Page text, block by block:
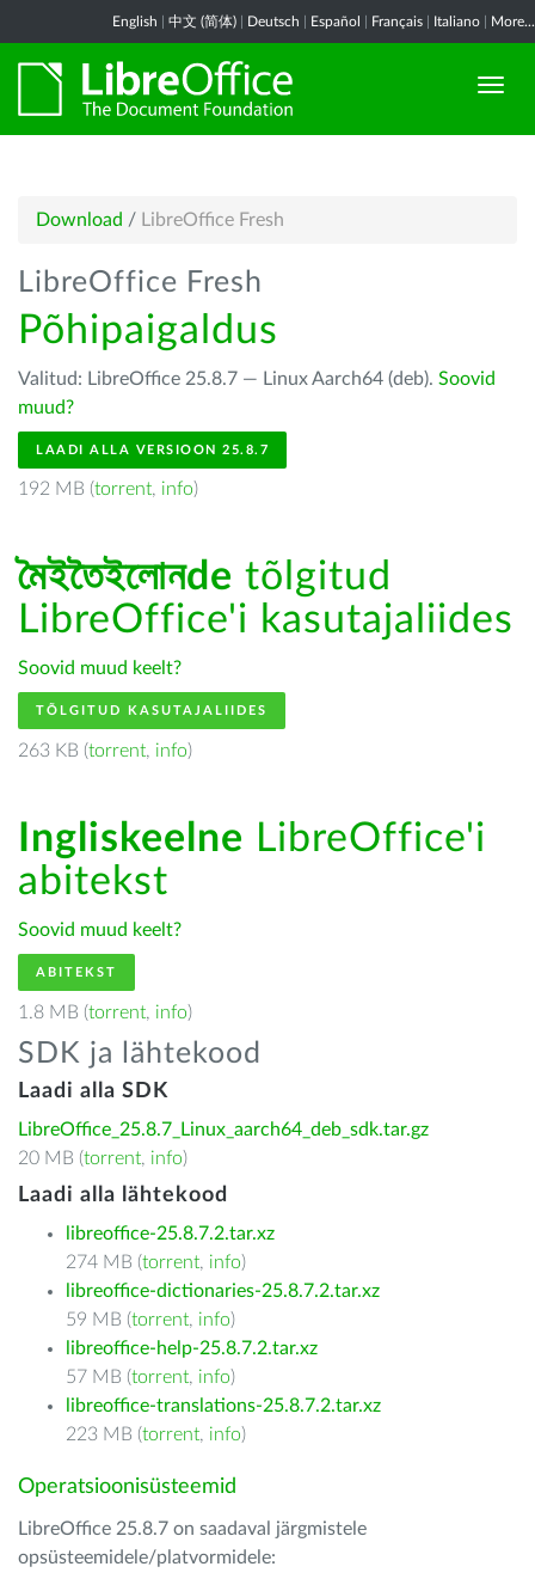
English 中文 (简体) Deutsch Español Français Italiano More...
Download / LibreOffice Fresh
LibreOffice Fresh
Põhipaigaldus
Valitud: LibreOffice 25.8.7 — Linux Aarch64 (deb). Soovid
muud?
LAADI ALLA VERSIOON 25.8.7
192 MB (torrent, info)
মৈইতৈইলোনde tõlgitud
LibreOffice'i kasutajaliides
Soovid muud keelt?
TÕLGITUD KASUTAJALIIDES
263 KB (torrent, info)
Ingliskeelne LibreOffice'i
abitekst
Soovid muud keelt?
ABITEKST
1.8 MB (torrent, info)
SDK ja lähtekood
Laadi alla SDK
LibreOffice_25.8.7_Linux_aarch64_deb_sdk.tar.gz
20 MB (torrent, info)
Laadi alla lähtekood
libreoffice-25.8.7.2.tar.xz
274 MB (torrent, info)
libreoffice-dictionaries-25.8.7.2.tar.xz
59 MB (torrent, info)
libreoffice-help-25.8.7.2.tar.xz
57 MB (torrent, info)
libreoffice-translations-25.8.7.2.tar.xz
223 MB (torrent, info)
Operatsioonisüsteemid
LibreOffice 25.8.7 on saadaval järgmistele
opsüsteemidele/platvormidele: